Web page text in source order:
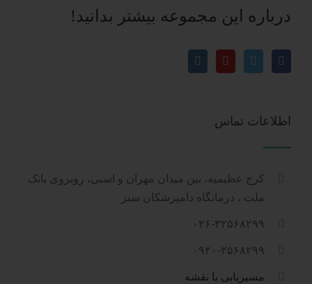
درباره این مجموعه بیشتر بدانید!
اطلاعات تماس
کرج عظیمیه، بین میدان مهران و اسبی، روبروی بانک
ملت ، درمانگاه دامپزشکان سبز
۰۲۶-۳۲۵۶۸۲۹۹
۰۹۲۰-۲۵۶۸۲۹۹
مسیریابی با نقشه